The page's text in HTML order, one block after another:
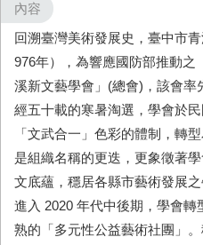
內容
回溯臺灣美術發展史，臺中市
976年），為響應國防部推動
溪新文藝學會」(總會)，該會
經五十載的寒暑淘選，學會於
「文武合一」色彩的體制，轉
是組織名稱的更迭，更象徵著
文底蘊，穩居各縣市藝術發展之
進入 2020 年代中後期，學會
熟的「多元性公益藝術社團」